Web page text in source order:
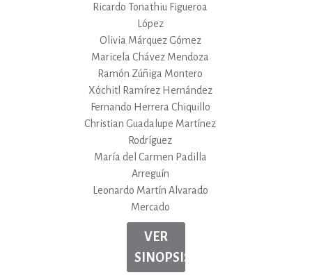
Ricardo Tonathiu Figueroa
López
Olivia Márquez Gómez
Maricela Chávez Mendoza
Ramón Zúñiga Montero
Xóchitl Ramírez Hernández
Fernando Herrera Chiquillo
Christian Guadalupe Martínez
Rodríguez
María del Carmen Padilla
Arreguín
Leonardo Martín Alvarado
Mercado
VER
SINOPSIS